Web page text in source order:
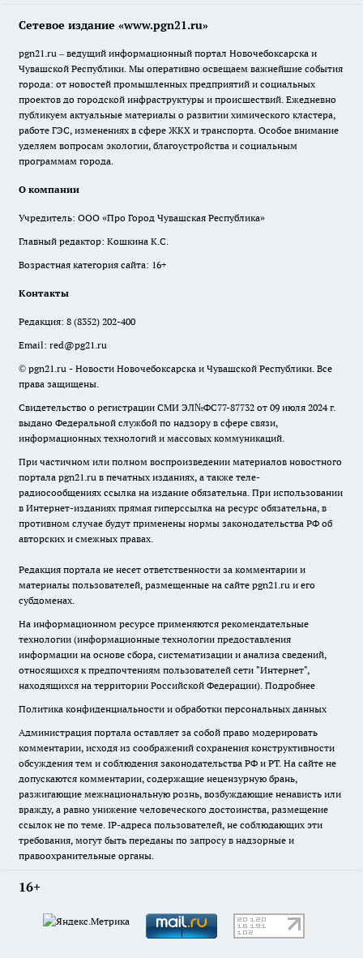
Сетевое издание «www.pgn21.ru»
pgn21.ru – ведущий информационный портал Новочебоксарска и
Чувашской Республики. Мы оперативно освещаем важнейшие события
города: от новостей промышленных предприятий и социальных
проектов до городской инфраструктуры и происшествий. Ежедневно
публикуем актуальные материалы о развитии химического кластера,
работе ГЭС, изменениях в сфере ЖКХ и транспорта. Особое внимание
уделяем вопросам экологии, благоустройства и социальным
программам города.
О компании
Учредитель: ООО «Про Город Чувашская Республика»
Главный редактор: Кошкина К.С.
Возрастная категория сайта: 16+
Контакты
Редакция: 8 (8352) 202-400
Email: red@pg21.ru
© pgn21.ru - Новости Новочебоксарска и Чувашской Республики. Все
права защищены.
Свидетельство о регистрации СМИ ЭЛ№ФС77-87732 от 09 июля 2024 г.
выдано Федеральной службой по надзору в сфере связи,
информационных технологий и массовых коммуникаций.
При частичном или полном воспроизведении материалов новостного
портала pgn21.ru в печатных изданиях, а также теле-
радиосообщениях ссылка на издание обязательна. При использовании
в Интернет-изданиях прямая гиперссылка на ресурс обязательна, в
противном случае будут применены нормы законодательства РФ об
авторских и смежных правах.
Редакция портала не несет ответственности за комментарии и
материалы пользователей, размещенные на сайте pgn21.ru и его
субдоменах.
На информационном ресурсе применяются рекомендательные
технологии (информационные технологии предоставления
информации на основе сбора, систематизации и анализа сведений,
относящихся к предпочтениям пользователей сети "Интернет",
находящихся на территории Российской Федерации). Подробнее
Политика конфиденциальности и обработки персональных данных
Администрация портала оставляет за собой право модерировать
комментарии, исходя из соображений сохранения конструктивности
обсуждения тем и соблюдения законодательства РФ и РТ. На сайте не
допускаются комментарии, содержащие нецензурную брань,
разжигающие межнациональную рознь, возбуждающие ненависть или
вражду, а равно унижение человеческого достоинства, размещение
ссылок не по теме. IP-адреса пользователей, не соблюдающих эти
требования, могут быть переданы по запросу в надзорные и
правоохранительные органы.
16+